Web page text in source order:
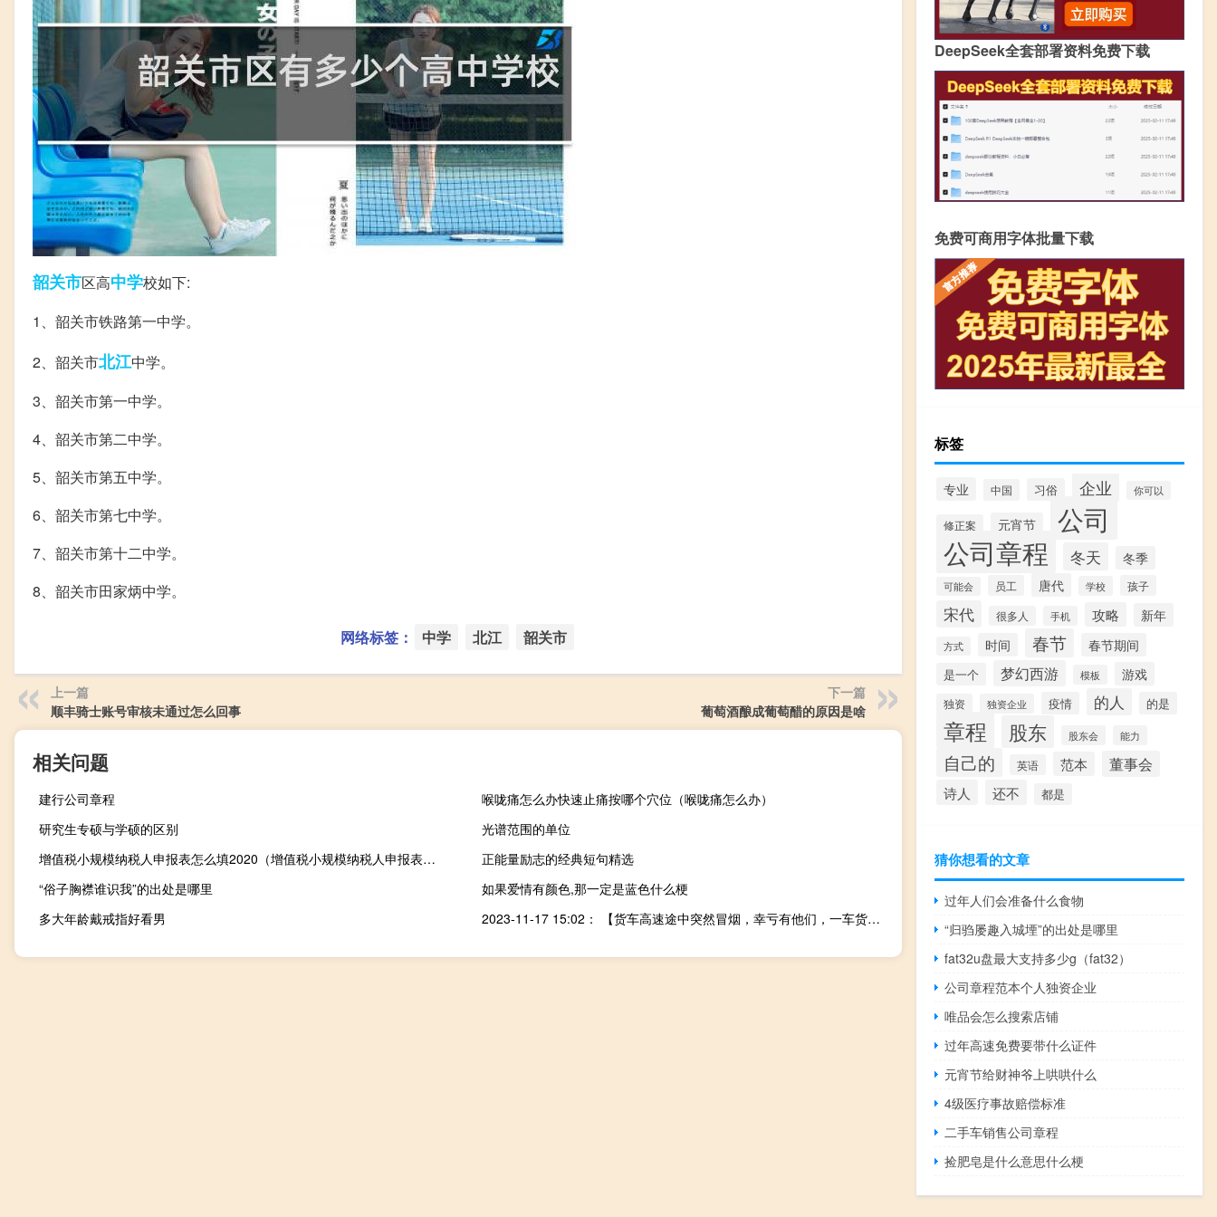
韶关市区高中学校如下:
1、韶关市铁路第一中学。
2、韶关市北江中学。
3、韶关市第一中学。
4、韶关市第二中学。
5、韶关市第五中学。
6、韶关市第七中学。
7、韶关市第十二中学。
8、韶关市田家炳中学。
网络标签： 中学 北江 韶关市
上一篇
顺丰骑士账号审核未通过怎么回事
下一篇
葡萄酒酿成葡萄醋的原因是啥
相关问题
建行公司章程
喉咙痛怎么办快速止痛按哪个穴位（喉咙痛怎么办）
研究生专硕与学硕的区别
光谱范围的单位
增值税小规模纳税人申报表怎么填2020（增值税小规模纳税人申报表怎么填）
正能量励志的经典短句精选
“俗子胸襟谁识我”的出处是哪里
如果爱情有颜色,那一定是蓝色什么梗
多大年龄戴戒指好看男
2023-11-17 15:02： 【货车高速途中突然冒烟，幸亏有他们，一车货保住了！】
DeepSeek全套部署资料免费下载
免费可商用字体批量下载
标签
专业 中国 习俗 企业 你可以
修正案 元宵节 公司
公司章程 冬天 冬季
可能会 员工 唐代 学校 孩子
宋代 很多人 手机 攻略 新年
方式 时间 春节 春节期间
是一个 梦幻西游 模板 游戏
独资 独资企业 疫情 的人 的是
章程 股东 股东会 能力
自己的 英语 范本 董事会
诗人 还不 都是
猜你想看的文章
过年人们会准备什么食物
“归驺屡趣入城堙”的出处是哪里
fat32u盘最大支持多少g（fat32）
公司章程范本个人独资企业
唯品会怎么搜索店铺
过年高速免费要带什么证件
元宵节给财神爷上哄哄什么
4级医疗事故赔偿标准
二手车销售公司章程
捡肥皂是什么意思什么梗